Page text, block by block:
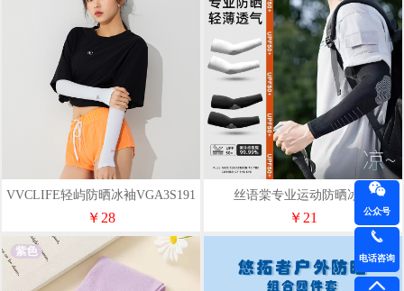
VVCLIFE轻屿防晒冰袖VGA3S191
简约白
￥28
丝语棠专业运动防晒冰袖
￥21 公众号
电话咨询